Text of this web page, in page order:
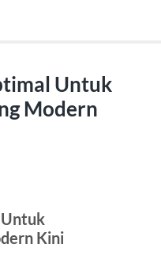
Untuk
Modern
Kini